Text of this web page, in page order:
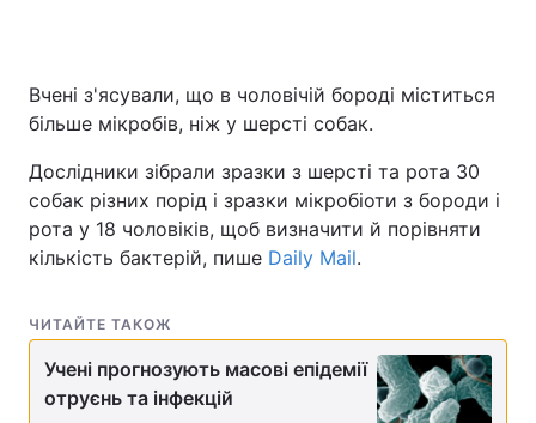
Вчені з'ясували, що в чоловічій бороді міститься
більше мікробів, ніж у шерсті собак.
Дослідники зібрали зразки з шерсті та рота 30
собак різних порід і зразки мікробіоти з бороди і
рота у 18 чоловіків, щоб визначити й порівняти
кількість бактерій, пише Daily Mail.
ЧИТАЙТЕ ТАКОЖ
Учені прогнозують масові епідемії
отруєнь та інфекцій